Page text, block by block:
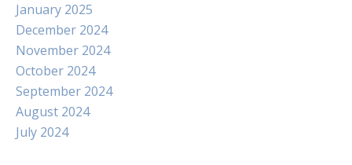
January 2025
December 2024
November 2024
October 2024
September 2024
August 2024
July 2024